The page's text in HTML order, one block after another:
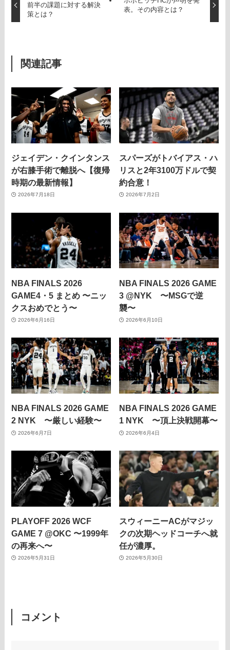
前半の課題に対する解決
策とは？
表。その内容とは？
関連記事
ジェイデン・クインタンス
が右膝手術で離脱へ【復帰
時期の最新情報】
2026年7月18日
スパーズがトバイアス・ハ
リスと2年3100万ドルで契
約合意！
2026年7月2日
NBA FINALS 2026
GAME4・5 まとめ 〜ニッ
クスおめでとう〜
2026年6月16日
NBA FINALS 2026 GAME
3 @NYK 〜MSGで逆
襲〜
2026年6月10日
NBA FINALS 2026 GAME
2 NYK 〜厳しい経験〜
2026年6月7日
NBA FINALS 2026 GAME
1 NYK 〜頂上決戦開幕〜
2026年6月4日
PLAYOFF 2026 WCF
GAME 7 @OKC 〜1999年
の再来へ〜
2026年5月31日
スウィーニーACがマジッ
クの次期ヘッドコーチへ就
任が濃厚。
2026年5月30日
コメント